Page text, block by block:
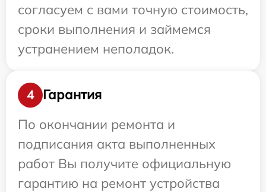
согласуем с вами точную стоимость,
сроки выполнения и займемся
устранением неполадок.
4
Гарантия
По окончании ремонта и
подписания акта выполненных
работ Вы получите официальную
гарантию на ремонт устройства